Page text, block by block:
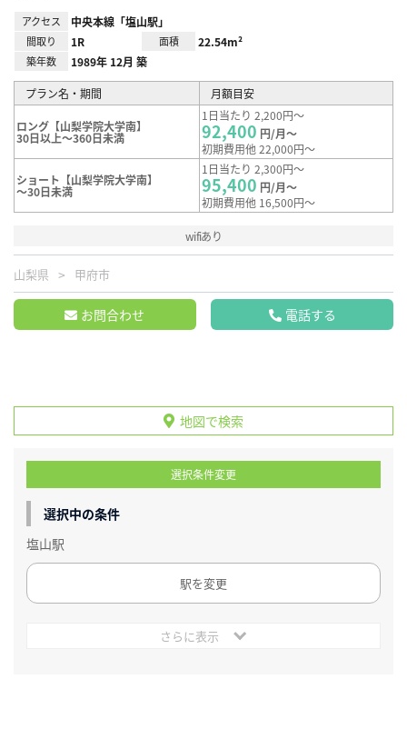
アクセス 中央本線「塩山駅」
間取り 1R 面積 22.54m²
築年数 1989年 12月 築
プラン名・期間 月額目安
ロング【山梨学院大学南】
30日以上～360日未満
1日当たり 2,200円～
92,400 円/月～
初期費用他 22,000円～
ショート【山梨学院大学南】
～30日未満
1日当たり 2,300円～
95,400 円/月～
初期費用他 16,500円～
wifiあり
山梨県 甲府市
お問合わせ 電話する
地図で検索
選択条件変更
選択中の条件
塩山駅
駅を変更
さらに表示